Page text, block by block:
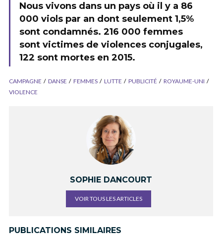
Nous vivons dans un pays où il y a 86
000 viols par an dont seulement 1,5%
sont condamnés. 216 000 femmes
sont victimes de violences conjugales,
122 sont mortes en 2015.
CAMPAGNE DANSE FEMMES LUTTE PUBLICITÉ
ROYAUME-UNI
VIOLENCE
SOPHIE DANCOURT
VOIR TOUS LES ARTICLES
PUBLICATIONS SIMILAIRES